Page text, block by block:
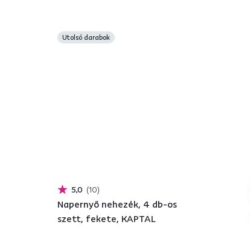
4,1 23
Felfújható babzsák/lazy bag,
zöld, LEBAG